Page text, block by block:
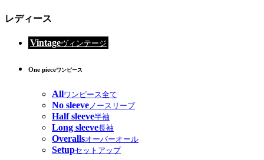
レディース
Vintageヴィンテージ
One pieceワンピース
Allワンピース全て
No sleeveノースリーブ
Half sleeve半袖
Long sleeve長袖
Overallsオーバーオール
Setupセットアップ